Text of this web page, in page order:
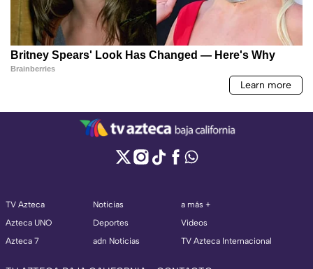
TV Azteca
Azteca UNO
Azteca 7
Noticias
Deportes
adn Noticias
a más +
Videos
TV Azteca Internacional